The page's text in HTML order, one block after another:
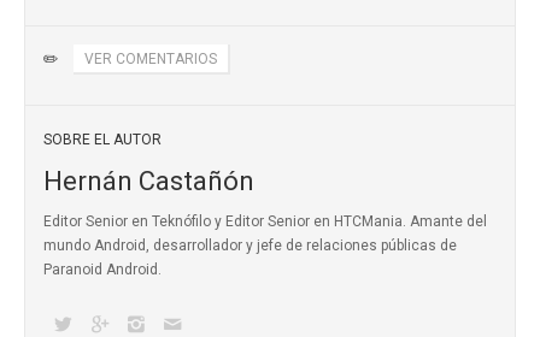
✏️ VER COMENTARIOS
SOBRE EL AUTOR
Hernán Castañón
Editor Senior en Teknófilo y Editor Senior en HTCMania. Amante del
mundo Android, desarrollador y jefe de relaciones públicas de
Paranoid Android.